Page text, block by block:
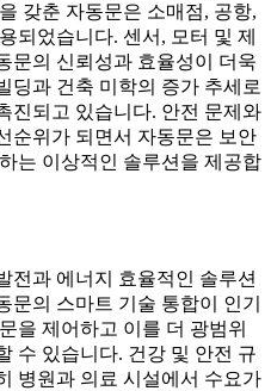
갖춘 자동문은 소매점, 공항,
되었습니다. 센서, 모터 및 제
문의 신뢰성과 효율성이 더욱
딩과 건축 미학의 증가 추세로
진되고 있습니다. 안전 문제와
순위가 되면서 자동문은 보안
는 이상적인 솔루션을 제공합
전과 에너지 효율적인 솔루션
문의 스마트 기술 통합이 인기
을 제어하고 이를 더 광범위
수 있습니다. 건강 및 안전 규
병원과 의료 시설에서 수요가